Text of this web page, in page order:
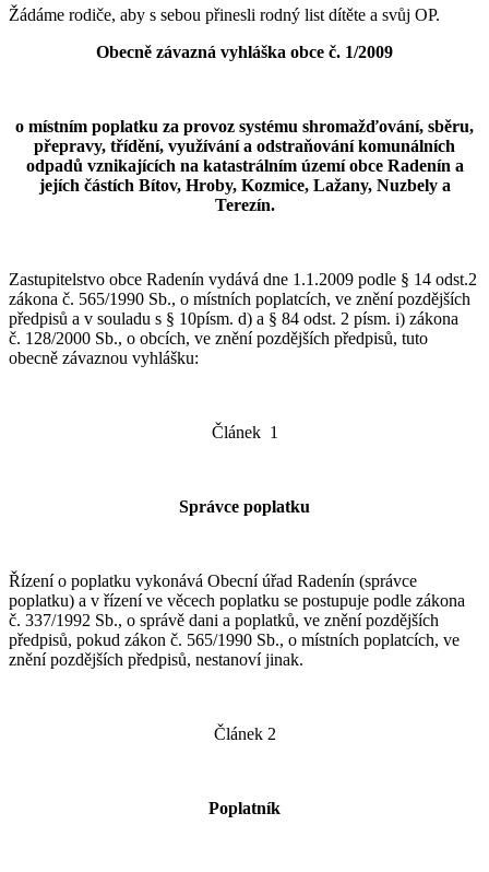
Žádáme rodiče, aby s sebou přinesli rodný list dítěte a svůj OP.
Obecně závazná vyhláška obce č. 1/2009
o místním poplatku za provoz systému shromažďování, sběru,
přepravy, třídění, využívání a odstraňování komunálních
odpadů vznikajících na katastrálním území obce Radenín a
jejích částích Bítov, Hroby, Kozmice, Lažany, Nuzbely a
Terezín.
Zastupitelstvo obce Radenín vydává dne 1.1.2009 podle § 14 odst.2
zákona č. 565/1990 Sb., o místních poplatcích, ve znění pozdějších
předpisů a v souladu s § 10písm. d) a § 84 odst. 2 písm. i) zákona
č. 128/2000 Sb., o obcích, ve znění pozdějších předpisů, tuto
obecně závaznou vyhlášku:
Článek 1
Správce poplatku
Řízení o poplatku vykonává Obecní úřad Radenín (správce
poplatku) a v řízení ve věcech poplatku se postupuje podle zákona
č. 337/1992 Sb., o správě dani a poplatků, ve znění pozdějších
předpisů, pokud zákon č. 565/1990 Sb., o místních poplatcích, ve
znění pozdějších předpisů, nestanoví jinak.
Článek 2
Poplatník